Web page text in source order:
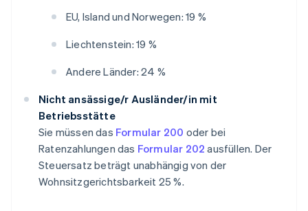
EU, Island und Norwegen: 19 %
Liechtenstein: 19 %
Andere Länder: 24 %
Nicht ansässige/r Ausländer/in mit
Betriebsstätte
Sie müssen das Formular 200 oder bei
Ratenzahlungen das Formular 202 ausfüllen. Der
Steuersatz beträgt unabhängig von der
Wohnsitzgerichtsbarkeit 25 %.